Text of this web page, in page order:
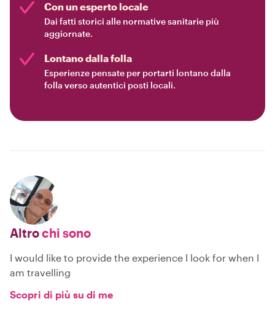
Con un esperto locale
Dai fatti storici alle normative sanitarie più
aggiornate.
Lontano dalla folla
Esperienze pensate per portarti lontano dalla
folla verso autentici posti locali.
Altrochi sono
I would like to provide the experience I look for when I
am travelling
Scopri di più su di me